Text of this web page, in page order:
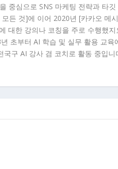
중심으로 SNS 마케팅 전략과 타깃
든 것]에 이어 2020년 [카카오 메
대한 강의나 코칭을 주로 수행했지
초부터 AI 학습 및 실무 활용 교육
구 AI 강사 겸 코치로 활동 중입